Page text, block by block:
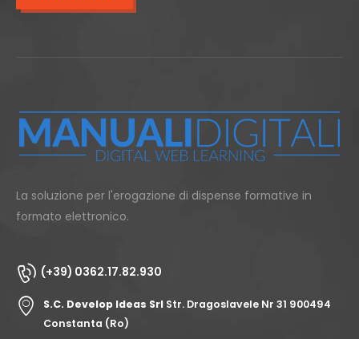
La soluzione per l'erogazione di dispense formative in
formato elettronico.
(+39) 0362.17.82.930
S.C. Develop Ideas Srl Str. Dragoslavele Nr 31 900494
Constanta (Ro)